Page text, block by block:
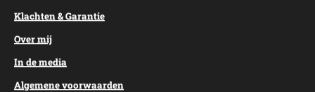
Klachten & Garantie
Over mij
In de media
Algemene voorwaarden